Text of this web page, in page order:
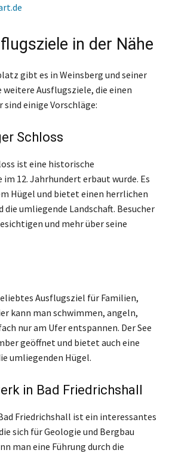
in der Nähe
gibt es in Weinsberg und seiner
weitere Ausflugsziele, die einen
sind einige Vorschläge:
Schloss
ist eine historische
12. Jahrhundert erbaut wurde. Es
Hügel und bietet einen herrlichen
die umliegende Landschaft. Besucher
und mehr über seine
Ausflugsziel für Familien,
kann man schwimmen, angeln,
nur am Ufer entspannen. Der See
geöffnet und bietet auch eine
umliegenden Hügel.
in Bad Friedrichshall
Friedrichshall ist ein interessantes
sich für Geologie und Bergbau
man eine Führung durch die